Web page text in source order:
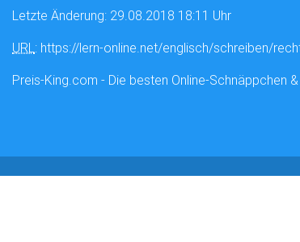
Letzte Änderung: 29.08.2018 18:11 Uhr
URL: https://lern-online.net/englisch/schreiben/
Preis-King.com - Die besten Online-Schnäppchen